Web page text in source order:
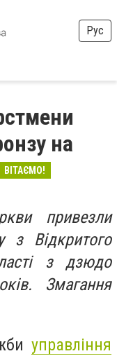
Рус
на
ВІТАЄМО!
привезли
з Відкритого
з дзюдо
Змагання
управління